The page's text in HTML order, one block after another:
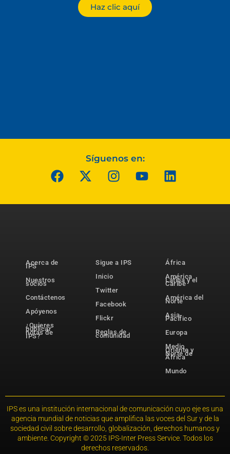
Haz clic aquí
Síguenos en:
Acerca de
IPS
Nuestros
socios
Contáctenos
Apóyenos
¿Quieres
publicar
notas de
IPS?
Sigue a IPS
Inicio
Twitter
Facebook
Flickr
Reglas de
comunidad
África
América
Latina y el
Caribe
América del
Norte
Asia-
Pacífico
Europa
Medio
Oriente y
Norte de
África
Mundo
IPS es una institución internacional de comunicación cuyo eje es una
agencia mundial de noticias que amplifica las voces del Sur y de la
sociedad civil sobre desarrollo, globalización, derechos humanos y
ambiente. Copyright © 2025 IPS-Inter Press Service. Todos los
derechos reservados.